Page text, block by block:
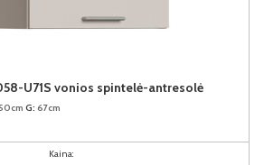
U71S vonios spintelė-antresolė
50cm G: 67cm
Kaina: